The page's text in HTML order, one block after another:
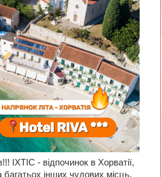
ІХТІС - відпочинок в Хорватії,
інших чудових місць,